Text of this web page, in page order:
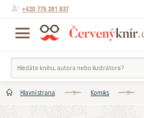
+420 775 281 837
Hlavní strana Komiks